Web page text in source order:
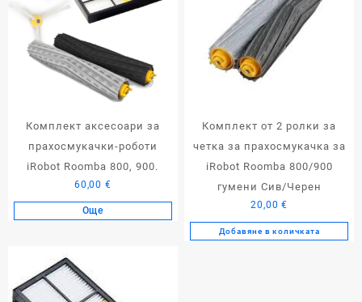
Комплект аксесоари за
прахосмукачки-роботи
iRobot Roomba 800, 900.
60,00 €
Още
Комплект от 2 ролки за
четка за прахосмукачка за
iRobot Roomba 800/900
гумени Сив/Черен
20,00€
Добавяне в количката